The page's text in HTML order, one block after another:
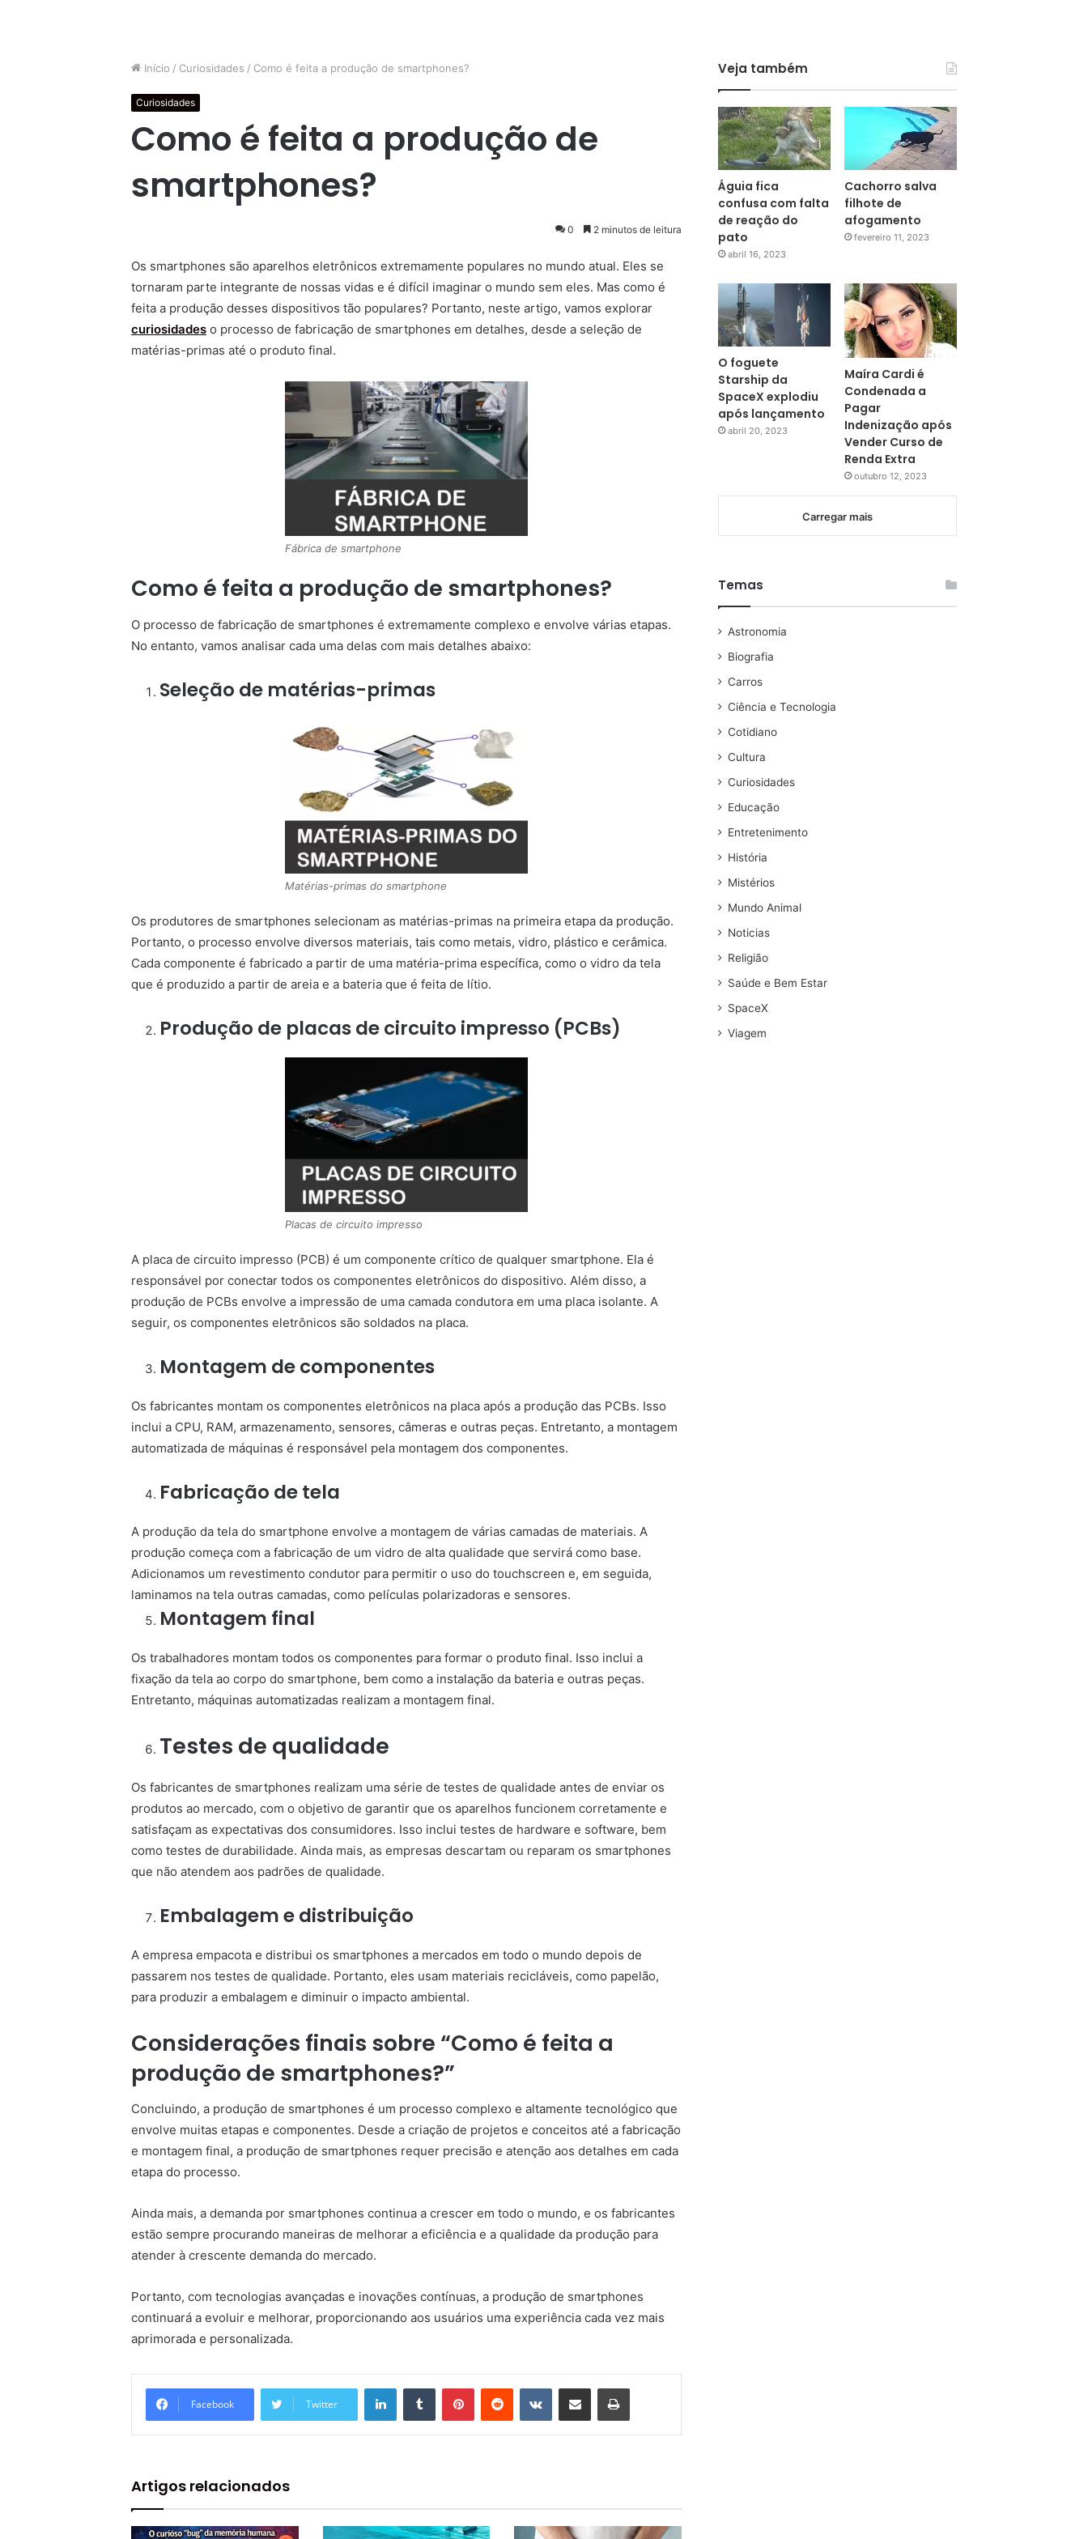
Início / Curiosidades / Como é feita a produção de smartphones?
Curiosidades
Como é feita a produção de
smartphones?
0 2 minutos de leitura
Os smartphones são aparelhos eletrônicos extremamente populares no mundo atual. Eles se
tornaram parte integrante de nossas vidas e é difícil imaginar o mundo sem eles. Mas como é
feita a produção desses dispositivos tão populares? Portanto, neste artigo, vamos explorar
curiosidades o processo de fabricação de smartphones em detalhes, desde a seleção de
matérias-primas até o produto final.
Fábrica de smartphone
Como é feita a produção de smartphones?
O processo de fabricação de smartphones é extremamente complexo e envolve várias etapas.
No entanto, vamos analisar cada uma delas com mais detalhes abaixo:
Seleção de matérias-primas
Matérias-primas do smartphone
Os produtores de smartphones selecionam as matérias-primas na primeira etapa da produção.
Portanto, o processo envolve diversos materiais, tais como metais, vidro, plástico e cerâmica.
Cada componente é fabricado a partir de uma matéria-prima específica, como o vidro da tela
que é produzido a partir de areia e a bateria que é feita de lítio.
Produção de placas de circuito impresso (PCBs)
Placas de circuito impresso
A placa de circuito impresso (PCB) é um componente crítico de qualquer smartphone. Ela é
responsável por conectar todos os componentes eletrônicos do dispositivo. Além disso, a
produção de PCBs envolve a impressão de uma camada condutora em uma placa isolante. A
seguir, os componentes eletrônicos são soldados na placa.
Montagem de componentes
Os fabricantes montam os componentes eletrônicos na placa após a produção das PCBs. Isso
inclui a CPU, RAM, armazenamento, sensores, câmeras e outras peças. Entretanto, a montagem
automatizada de máquinas é responsável pela montagem dos componentes.
Fabricação de tela
A produção da tela do smartphone envolve a montagem de várias camadas de materiais. A
produção começa com a fabricação de um vidro de alta qualidade que servirá como base.
Adicionamos um revestimento condutor para permitir o uso do touchscreen e, em seguida,
laminamos na tela outras camadas, como películas polarizadoras e sensores.
Montagem final
Os trabalhadores montam todos os componentes para formar o produto final. Isso inclui a
fixação da tela ao corpo do smartphone, bem como a instalação da bateria e outras peças.
Entretanto, máquinas automatizadas realizam a montagem final.
Testes de qualidade
Os fabricantes de smartphones realizam uma série de testes de qualidade antes de enviar os
produtos ao mercado, com o objetivo de garantir que os aparelhos funcionem corretamente e
satisfaçam as expectativas dos consumidores. Isso inclui testes de hardware e software, bem
como testes de durabilidade. Ainda mais, as empresas descartam ou reparam os smartphones
que não atendem aos padrões de qualidade.
Embalagem e distribuição
A empresa empacota e distribui os smartphones a mercados em todo o mundo depois de
passarem nos testes de qualidade. Portanto, eles usam materiais recicláveis, como papelão,
para produzir a embalagem e diminuir o impacto ambiental.
Considerações finais sobre “Como é feita a
produção de smartphones?”
Concluindo, a produção de smartphones é um processo complexo e altamente tecnológico que
envolve muitas etapas e componentes. Desde a criação de projetos e conceitos até a fabricação
e montagem final, a produção de smartphones requer precisão e atenção aos detalhes em cada
etapa do processo.
Ainda mais, a demanda por smartphones continua a crescer em todo o mundo, e os fabricantes
estão sempre procurando maneiras de melhorar a eficiência e a qualidade da produção para
atender à crescente demanda do mercado.
Portanto, com tecnologias avançadas e inovações contínuas, a produção de smartphones
continuará a evoluir e melhorar, proporcionando aos usuários uma experiência cada vez mais
aprimorada e personalizada.
Facebook Twitter
Artigos relacionados
Veja também
Águia fica
confusa com falta
de reação do
pato
abril 16, 2023
Cachorro salva
filhote de
afogamento
fevereiro 11, 2023
O foguete
Starship da
SpaceX explodiu
após lançamento
abril 20, 2023
Maíra Cardi é
Condenada a
Pagar
Indenização após
Vender Curso de
Renda Extra
outubro 12, 2023
Carregar mais
Temas
Astronomia
Biografia
Carros
Ciência e Tecnologia
Cotidiano
Cultura
Curiosidades
Educação
Entretenimento
História
Mistérios
Mundo Animal
Noticias
Religião
Saúde e Bem Estar
SpaceX
Viagem